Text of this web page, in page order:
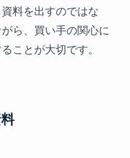
料を出すのではな
ら、買い手の関心に
ことが大切です。